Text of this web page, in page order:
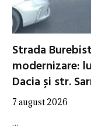
Strada
modernizare:
Dacia și str.
7 august 2026
…